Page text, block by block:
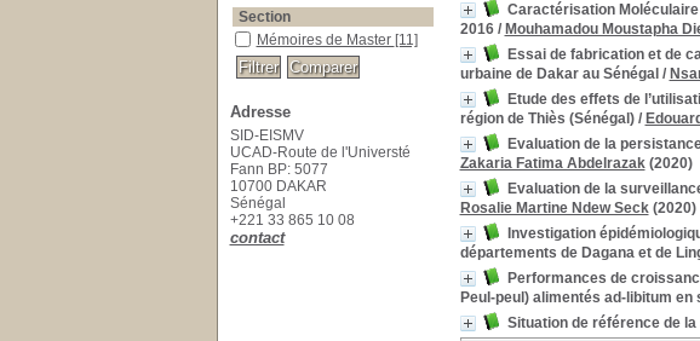
Caractérisation
2016/ Mouhamadou Moustapha
Essai de fabrication et de
urbaine de Dakar au Sénégal /
Etude des effets de
région de Thiès (Sénégal)/
Evaluation de la
Zakaria Fatima Abdelrazak(2020)
Evaluation de la
Rosalie Martine Ndew Seck(2020)
Investigation
départements de Dagana et de
Performances de
Peul-peul) alimentés ad-libitum en
Situation de référence de
Section
Mémoires de Master [11]
Adresse
SID-EISMV
UCAD-Route de l'Universté
Fann BP: 5077
10700 DAKAR
Sénégal
+221 33 865 10 08
contact